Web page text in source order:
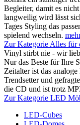
Begleiter, damit es nicht
langweilig wird lässt
Tages Styling das
spielend wechseln.
Zur Kategorie Alles für
Vinyl stirbt nie - wir
Nur das Beste für Ihre
Zeitalter ist das
Trendsetter und
die CD und ist trotz
Zur Kategorie LED
LED-Cubes